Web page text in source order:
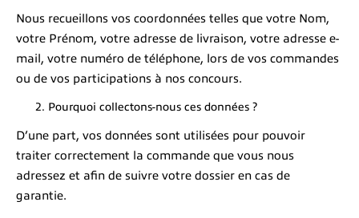
Nous recueillons vos coordonnées telles que votre Nom,
votre Prénom, votre adresse de livraison, votre adresse e-
mail, votre numéro de téléphone, lors de vos commandes
ou de vos participations à nos concours.
Pourquoi collectons-nous ces données ?
D’une part, vos données sont utilisées pour pouvoir
traiter correctement la commande que vous nous
adressez et afin de suivre votre dossier en cas de
garantie.